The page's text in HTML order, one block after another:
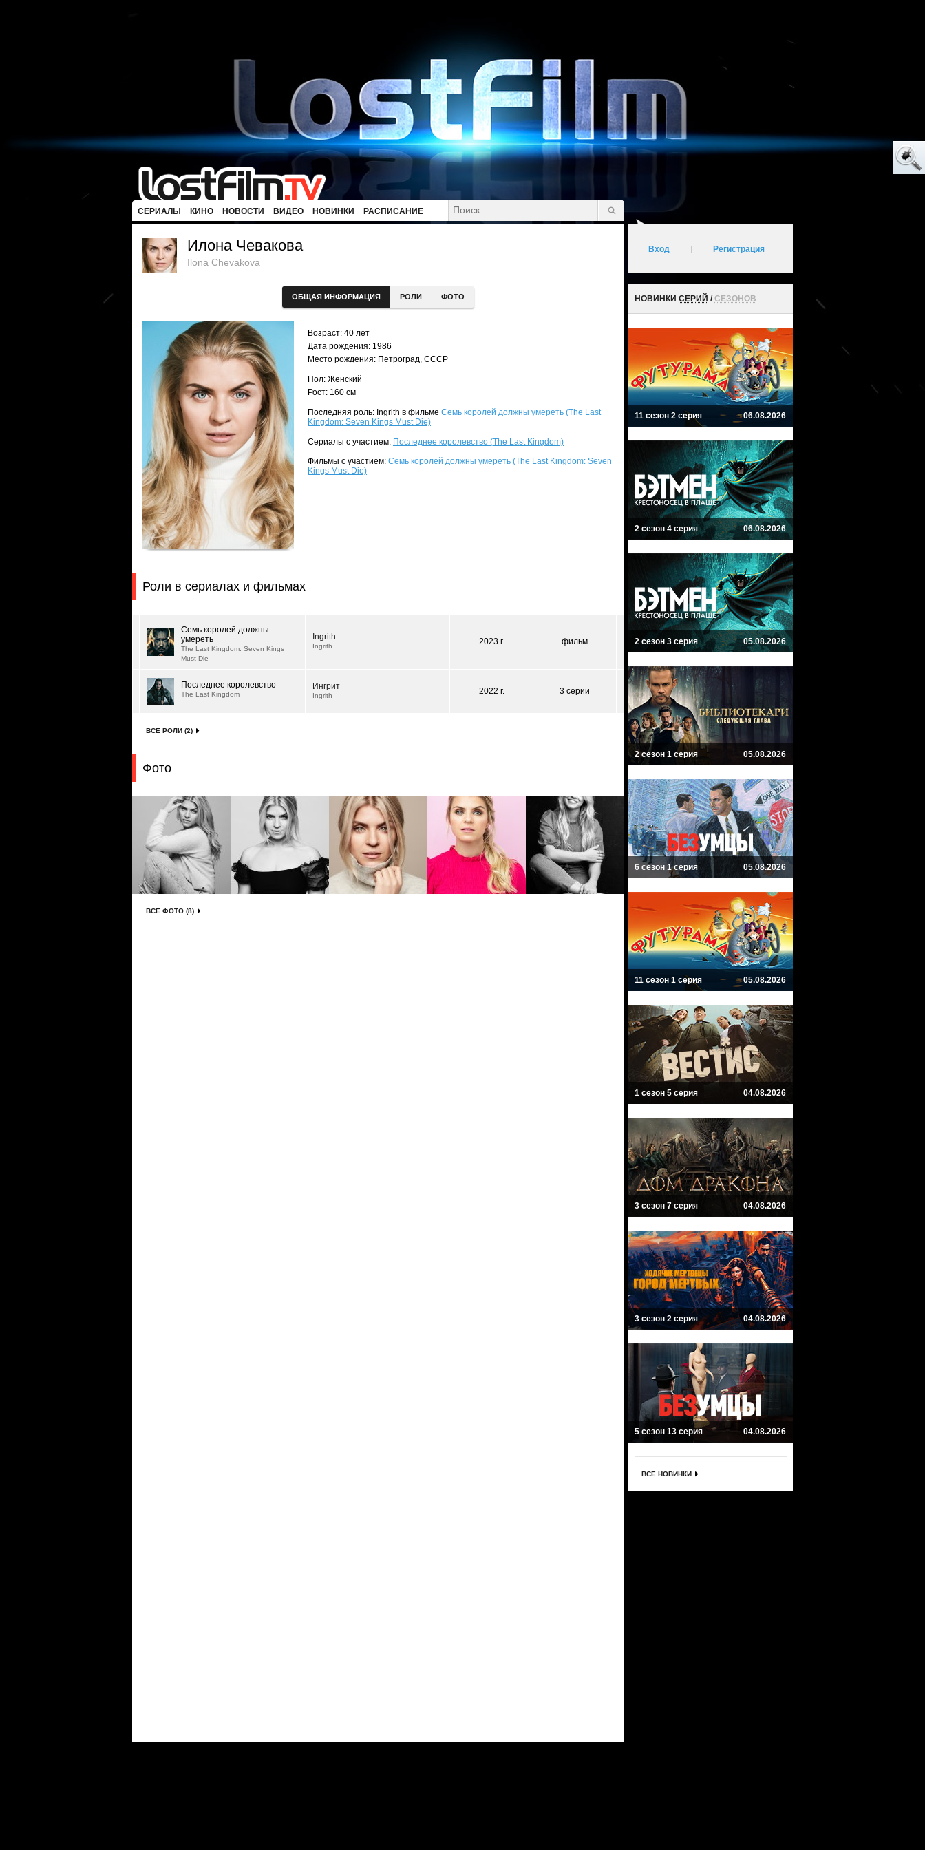
СЕРИАЛЫ КИНО НОВОСТИ ВИДЕО НОВИНКИ РАСПИСАНИЕ
Илона Чевакова
Ilona Chevakova
ОБЩАЯ ИНФОРМАЦИЯ РОЛИ ФОТО
Возраст: 40 лет
Дата рождения: 1986
Место рождения: Петроград, СССР
Пол: Женский
Рост: 160 см
Последняя роль: Ingrith в фильме Семь королей должны умереть (The Last
Kingdom: Seven Kings Must Die)
Сериалы с участием: Последнее королевство (The Last Kingdom)
Фильмы с участием: Семь королей должны умереть (The Last Kingdom: Seven
Kings Must Die)
Роли в сериалах и фильмах
Семь королей должны
умереть
The Last Kingdom: Seven Kings
Must Die
Ingrith
Ingrith 2023 г. фильм
Последнее королевство
The Last Kingdom
Ингрит
Ingrith 2022 г. 3 серии
ВСЕ РОЛИ (2)
Фото
ВСЕ ФОТО (8)
Вход Регистрация
НОВИНКИ СЕРИЙ /СЕЗОНОВ
11 сезон 2 серия 06.08.2026
2 сезон 4 серия 06.08.2026
2 сезон 3 серия 05.08.2026
2 сезон 1 серия 05.08.2026
6 сезон 1 серия 05.08.2026
11 сезон 1 серия 05.08.2026
1 сезон 5 серия 04.08.2026
3 сезон 7 серия 04.08.2026
3 сезон 2 серия 04.08.2026
5 сезон 13 серия 04.08.2026
ВСЕ НОВИНКИ